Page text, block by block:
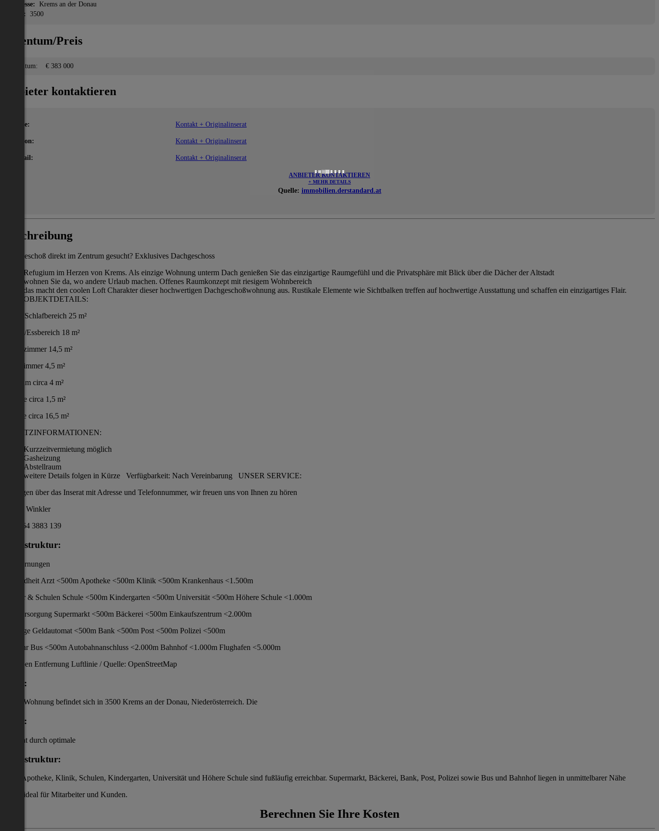
Adresse: Krems an der Donau
PLZ:
3500
Eigentum/Preis
Eigentum: € 383 000
Anbieter kontaktieren
Name: Kontakt + Originalinserat
Telefon: Kontakt + Originalinserat
E-Mail: Kontakt + Originalinserat
ANBIETER KONTAKTIEREN
+ MEHR DETAILS
Quelle: immobilien.derstandard.at
Beschreibung
Dachgeschoß direkt im Zentrum gesucht? Exklusives Dachgeschoss
Refugium im Herzen von Krems. Als einzige Wohnung unterm Dach genießen Sie das einzigartige Raumgefühl und die Privatsphäre mit Blick über die Dächer der Altstadt
wohnen Sie da, wo andere Urlaub machen. Offenes Raumkonzept mit riesigem Wohnbereich
das macht den coolen Loft Charakter dieser hochwertigen Dachgeschoßwohnung aus. Rustikale Elemente wie Sichtbalken treffen auf hochwertige Ausstattung und schaffen ein einzigartiges Flair.
OBJEKTDETAILS:
Wohn/Schlafbereich 25 m²
Küche/Essbereich 18 m²
Schlafzimmer 14,5 m²
Badezimmer 4,5 m²
Vorraum circa 4 m²
Toilette circa 1,5 m²
Galerie circa 16,5 m²
ZUSATZINFORMATIONEN:
Kurzzeitvermietung möglich
Gasheizung
Abstellraum
weitere Details folgen in Kürze Verfügbarkeit: Nach Vereinbarung UNSER SERVICE:
Anfragen über das Inserat mit Adresse und Telefonnummer, wir freuen uns von Ihnen zu hören
Ewald Winkler
+43 664 3883 139
Infrastruktur:
/ Entfernungen
Gesundheit Arzt <500m Apotheke <500m Klinik <500m Krankenhaus <1.500m
Kinder & Schulen Schule <500m Kindergarten <500m Universität <500m Höhere Schule <1.000m
Nahversorgung Supermarkt <500m Bäckerei <500m Einkaufszentrum <2.000m
Sonstige Geldautomat <500m Bank <500m Post <500m Polizei <500m
Verkehr Bus <500m Autobahnanschluss <2.000m Bahnhof <1.000m Flughafen <5.000m
Angaben Entfernung Luftlinie / Quelle: OpenStreetMap
Lage:
Diese Wohnung befindet sich in 3500 Krems an der Donau, Niederösterreich. Die
Lage:
besticht durch optimale
Infrastruktur:
Arzt, Apotheke, Klinik, Schulen, Kindergarten, Universität und Höhere Schule sind fußläufig erreichbar. Supermarkt, Bäckerei, Bank, Post, Polizei sowie Bus und Bahnhof liegen in unmittelbarer Nähe
ideal für Mitarbeiter und Kunden.
Berechnen Sie Ihre Kosten